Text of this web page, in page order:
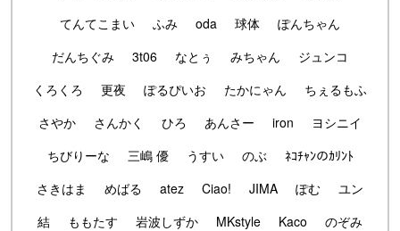
てんてこまい
ふみ oda 球体
ぽんちゃん
だんちぐみ
3t06 なとぅ みちゃん
ジュンコ
くろくろ
更夜 ぽるぴいお たかにゃん
ちぇるもふ
さやか
さんかく ひろ あんさー iron
ヨシニイ
ちびりーな
三嶋 優 うすい のぶ
ﾈｺﾁｬﾝのｶﾘﾝﾄ
さきはま
めばる atez Ciao! JIMA ぽむ
ユン
結
ももたす 岩波しずか MKstyle Kaco
のぞみ